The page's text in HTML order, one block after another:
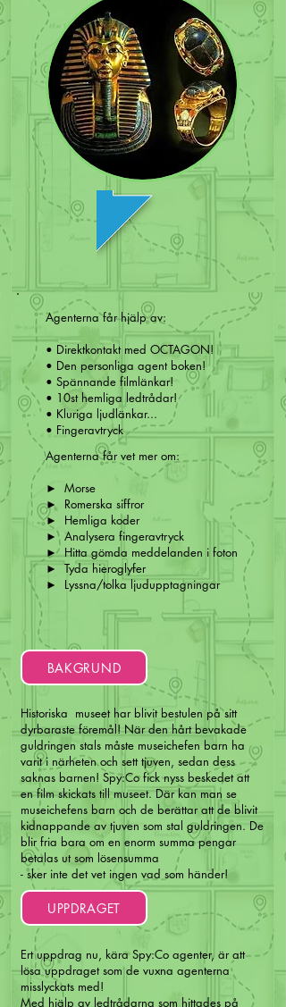
Agenterna får hjälp av:
• Direktkontakt med OCTAGON!
• Den personliga agent boken!
• Spännande filmlänkar!
• 10st hemliga ledtrådar!
• Kluriga ljudlänkar...
• Fingeravtryck
Agenterna får vet mer om:
► Morse
► Romerska siffror
► Hemliga koder
► Analysera fingeravtryck
► Hitta gömda meddelanden i foton
► Tyda hieroglyfer
► Lyssna/tolka ljudupptagningar
BAKGRUND
UPPDRAGET
Historiska museet har blivit bestulen på sitt
dyrbaraste föremål! När den hårt bevakade
guldringen stals måste museichefen barn ha
varit i närheten och sett tjuven, sedan dess
saknas barnen! Spy:Co fick nyss beskedet att
en film skickats till museet. Där kan man se
museichefens barn och de berättar att de blivit
kidnappande av tjuven som stal guldringen. De
blir fria bara om en enorm summa pengar
betalas ut som lösensumma
- sker inte det vet ingen vad som händer!
Ert uppdrag nu, kära Spy:Co agenter, är att
lösa uppdraget som de vuxna agenterna
misslyckats med!
Med hjälp av ledtrådarna som hittades på